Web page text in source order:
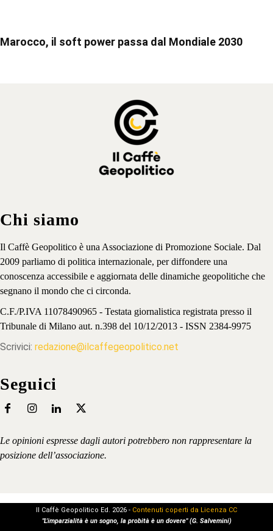
Marocco, il soft power passa dal Mondiale 2030
Chi siamo
Il Caffè Geopolitico è una Associazione di Promozione Sociale. Dal
2009 parliamo di politica internazionale, per diffondere una
conoscenza accessibile e aggiornata delle dinamiche geopolitiche che
segnano il mondo che ci circonda.
C.F./P.IVA 11078490965 - Testata giornalistica registrata presso il
Tribunale di Milano aut. n.398 del 10/12/2013 - ISSN 2384-9975
Scrivici: redazione@ilcaffegeopolitico.net
Seguici
Le opinioni espresse dagli autori potrebbero non rappresentare la
posizione dell’associazione.
Il Caffè Geopolitico Ed. 2026 - Contenuti coperti da Licenza CC
"L'imparzialità è un sogno, la probità è un dovere" (G. Salvemini)